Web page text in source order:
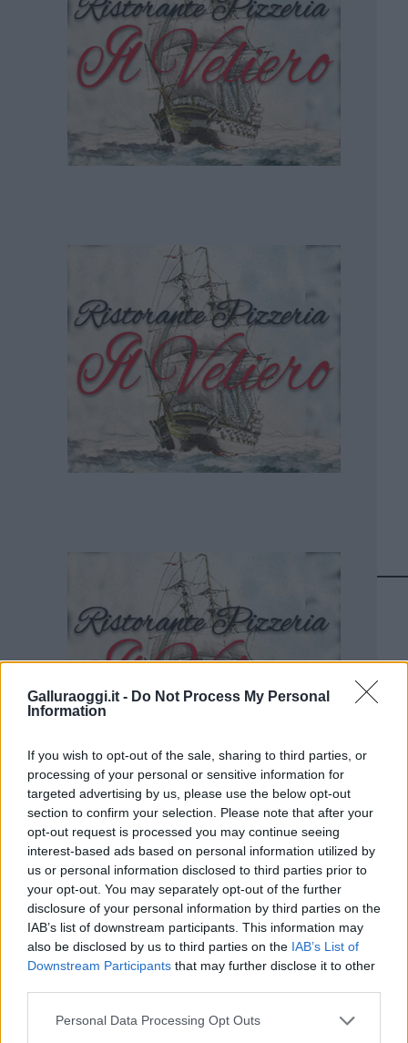
Galluraoggi.it - Do Not Process My Personal
Information
If you wish to opt-out of the sale, sharing to third parties, or
processing of your personal or sensitive information for
targeted advertising by us, please use the below opt-out
section to confirm your selection. Please note that after your
opt-out request is processed you may continue seeing
interest-based ads based on personal information utilized by
us or personal information disclosed to third parties prior to
your opt-out. You may separately opt-out of the further
disclosure of your personal information by third parties on the
IAB’s list of downstream participants. This information may
also be disclosed by us to third parties on the IAB’s List of
Downstream Participants that may further disclose it to other
Please note that this website/app uses one or more Google
Personal Data Processing Opt Outs